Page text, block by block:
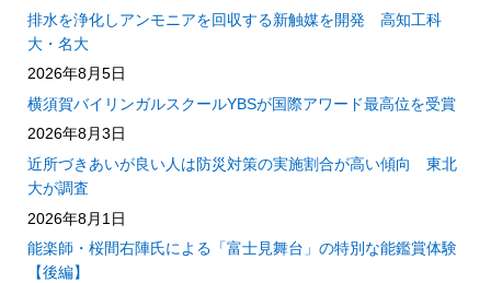
排水を浄化しアンモニアを回収する新触媒を開発 高知工科
大・名大
2026年8月5日
横須賀バイリンガルスクールYBSが国際アワード最高位を受賞
2026年8月3日
近所づきあいが良い人は防災対策の実施割合が高い傾向 東北
大が調査
2026年8月1日
能楽師・桜間右陣氏による「富士見舞台」の特別な能鑑賞体験
【後編】